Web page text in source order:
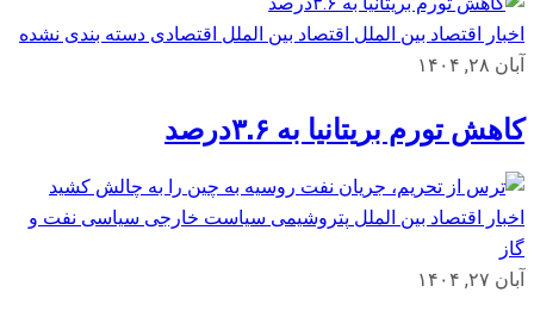
اخبار اقتصاد بین الملل اقتصاد بین الملل اقتصادی دسته بندی نشده
آبان ۲۸, ۱۴۰۴
کاهش تورم بریتانیا به ۳.۶درصد
اخبار اقتصاد بین الملل پتروشیمی سیاست خارجی سیاسی نفت و
گاز
آبان ۲۷, ۱۴۰۴